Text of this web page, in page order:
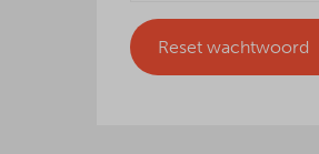
Reset wachtwoord